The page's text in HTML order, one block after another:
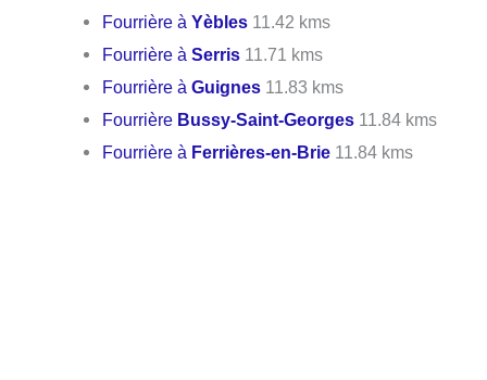
Fourrière àYèbles 11.42 kms
Fourrière àSerris 11.71 kms
Fourrière àGuignes 11.83 kms
Fourrière Bussy-Saint-Georges 11.84 kms
Fourrière à Ferrières-en-Brie 11.84 kms